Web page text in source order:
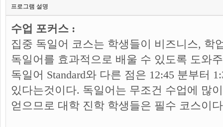
프로그램 설명
수업 포커스 :
집중 독일어 코스는 학생들이 비즈니스, 학
독일어를 효과적으로 배울 수 있도록 도와
독일어 Standard와 다른 점은 12:45 분부터
있다는것이다. 독일어는 무조건 수업에 많
얻으므로 대학 진학 학생들은 필수 코스이